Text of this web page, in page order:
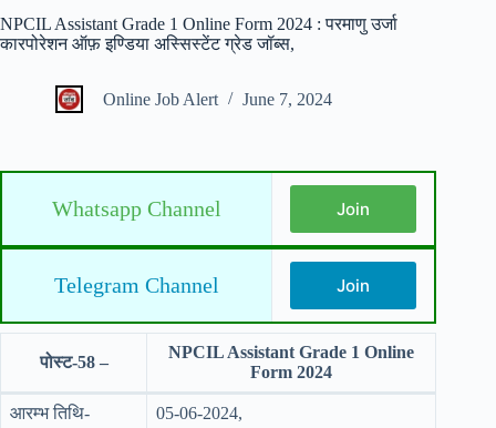
NPCIL Assistant Grade 1 Online Form 2024 : परमाणु उर्जा
कारपोरेशन ऑफ़ इण्डिया अस्सिस्टेंट ग्रेड जॉब्स,
Online Job Alert June 7, 2024
Whatsapp Channel Join
Telegram Channel Join
पोस्ट-58 –
NPCIL Assistant Grade 1 Online
Form 2024
आरम्भ तिथि- 05-06-2024,